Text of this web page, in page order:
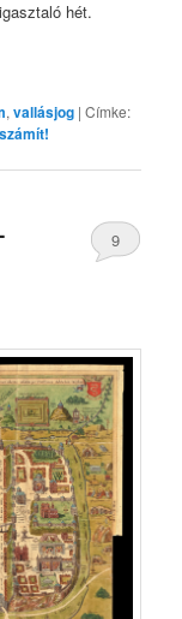
hét.
,vallásjog |Címke:
9